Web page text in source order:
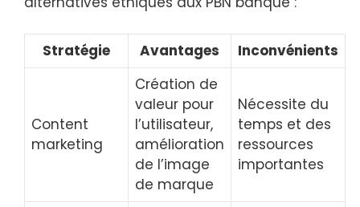
Stratégie Avantages Inconvénients
Content
marketing
Création de
valeur pour
l’utilisateur,
amélioration
de l’image
de marque
Nécessite du
temps et des
ressources
importantes